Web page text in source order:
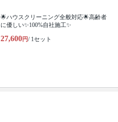
🌟ハウスクリーニング全般対応🌟高齢者
に優しい✨100%自社施工✨
27,600円/ 1セット